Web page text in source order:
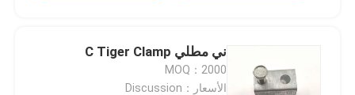
ني مطلي C Tiger Clamp
MOQ：2000
الأسعار：Discussion